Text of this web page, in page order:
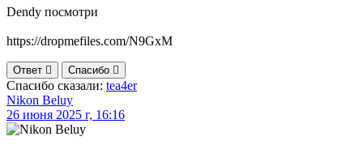
Dendy посмотри
https://dropmefiles.com/N9GxM
Ответ Спасибо
Спасибо сказали: tea4er
Nikon Beluy
26 июня 2025 г, 16:16